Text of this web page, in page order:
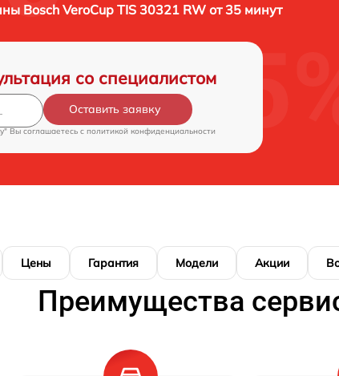
Bosch VeroCup TIS 30321 RW от 35 минут
со специалистом
Оставить заявку
Вы соглашаетесь c политикой конфиденциальности
Цены Гарантия Модели Акции
Преимущества